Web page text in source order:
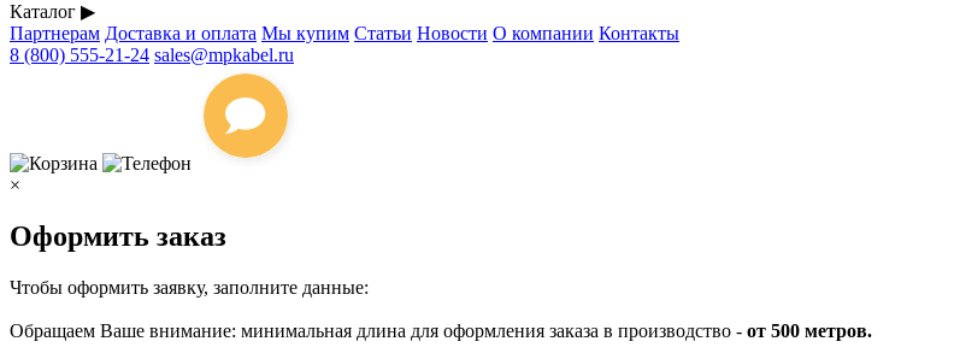
Каталог ▶
Партнерам Доставка и оплата Мы купим Статьи Новости О компании Контакты
8 (800) 555-21-24 sales@mpkabel.ru
×
Оформить заказ
Чтобы оформить заявку, заполните данные:
Обращаем Ваше внимание: минимальная длина для оформления заказа в производство - от 500 метров.